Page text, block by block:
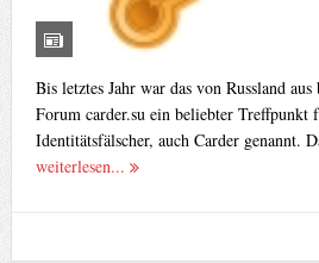
Bis letztes Jahr war das von Russland
Forum carder.su ein beliebter Treffpunkt
weiterlesen...